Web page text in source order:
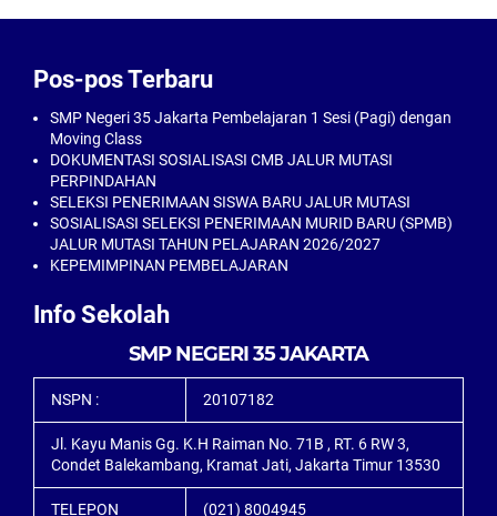
Pos-pos Terbaru
SMP Negeri 35 Jakarta Pembelajaran 1 Sesi (Pagi) dengan
Moving Class
DOKUMENTASI SOSIALISASI CMB JALUR MUTASI
PERPINDAHAN
SELEKSI PENERIMAAN SISWA BARU JALUR MUTASI
SOSIALISASI SELEKSI PENERIMAAN MURID BARU (SPMB)
JALUR MUTASI TAHUN PELAJARAN 2026/2027
KEPEMIMPINAN PEMBELAJARAN
Info Sekolah
SMP NEGERI 35 JAKARTA
NSPN : 20107182
Jl. Kayu Manis Gg. K.H Raiman No. 71B , RT. 6 RW 3,
Condet Balekambang, Kramat Jati, Jakarta Timur 13530
TELEPON (021) 8004945